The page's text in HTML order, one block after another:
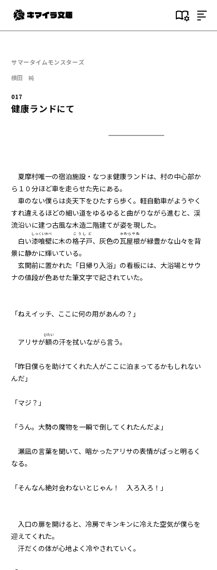
目次
瀬凪
004
７月１９日：夏休み初日
005
７月３１日：(NOT) GAME OVER
006
Re：７月１９日
Re：Re：７月１９日
008
もしも田舎の中学生が地元で魔物
と戦うことになったら
011
012
013
サマータイムモンスターズ
横田 純
017
健康ランドにて
夏摩村唯一の宿泊施設・なつま健康ランドは、村の中心部か
ら１０分ほど車を走らせた先にある。
車のない僕らは炎天下をひたすら歩く。軽自動車がようやく
すれ違えるほどの細い道をゆるゆると曲がりながら進むと、渓
流沿いに建つ古風な木造二階建てが姿を現した。
白い漆喰壁
しっくいかべ
に木の格子戸
こうしど
、灰色の瓦屋根
かわらやね
が緑豊かな山々を背
景に静かに輝いている。
玄関前に置かれた「日帰り入浴」の看板には、大浴場とサウ
ナの値段が色あせた筆文字で記されていた。
「ねえイッチ、ここに何の用があんの？」
アリサが額
ひたい
の汗を拭いながら言う。
「昨日僕らを助けてくれた人がここに泊まってるかもしれない
んだ」
「マジ？」
「うん。大勢の魔物を一瞬で倒してくれたんだよ」
瀬凪の言葉を聞いて、暗かったアリサの表情がぱっと明るく
なる。
「そんなん絶対会わないとじゃん！ 入ろ入ろ！」
入口の扉を開けると、冷房でキンキンに冷えた空気が僕らを
迎えてくれた。
汗だくの体が心地よく冷やされていく。